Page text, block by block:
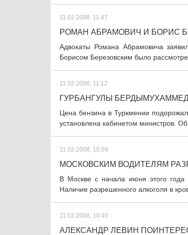
11.02.2008, 11:47
РОМАН АБРАМОВИЧ И БОРИС
Адвокаты Романа Абрамовича
Борисом Березовским было
11.02.2008, 11:12
ГУРБАНГУЛЫ
Цена бензина в Туркмении
установлена кабинетом министров.
11.02.2008, 10:59
МОСКОВСКИМ ВОДИТЕЛЯМ
В Москве с начала июня этого года
Наличие разрешенного алкоголя в
11.02.2008, 10:45
АЛЕКСАНДР ЛЕВИН